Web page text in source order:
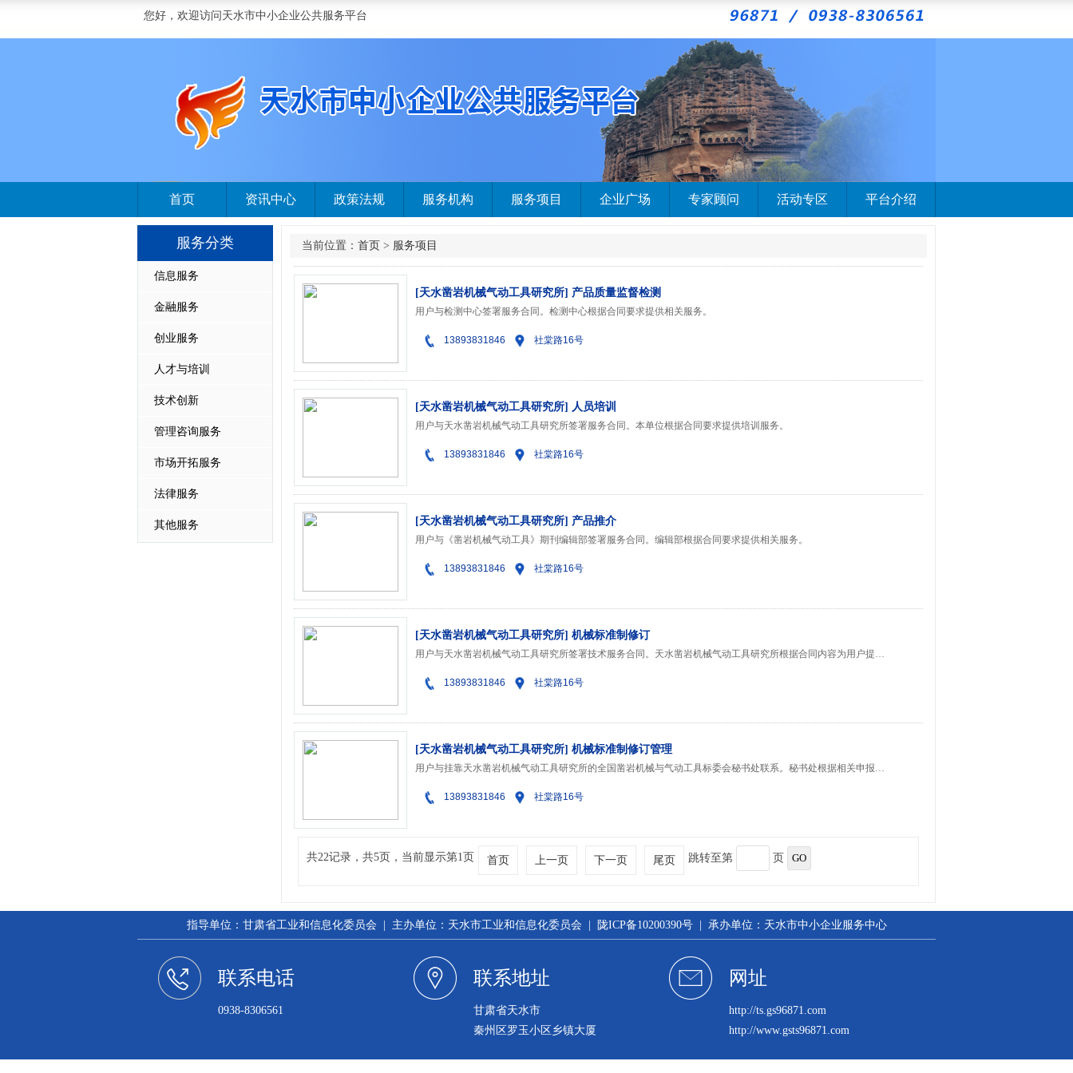
您好，欢迎访问天水市中小企业公共服务平台
首页 资讯中心 政策法规 服务机构 服务项目 企业广场 专家顾问 活动专区 平台介绍
服务分类
信息服务
金融服务
创业服务
人才与培训
技术创新
管理咨询服务
市场开拓服务
法律服务
其他服务
当前位置： 首页 > 服务项目
[天水凿岩机械气动工具研究所] 产品质量监督检测
用户与检测中心签署服务合同。检测中心根据合同要求提供相关服务。
13893831846 社棠路16号
[天水凿岩机械气动工具研究所] 人员培训
用户与天水凿岩机械气动工具研究所签署服务合同。本单位根据合同要求提供培训服务。
13893831846 社棠路16号
[天水凿岩机械气动工具研究所] 产品推介
用户与《凿岩机械气动工具》期刊编辑部签署服务合同。编辑部根据合同要求提供相关服务。
13893831846 社棠路16号
[天水凿岩机械气动工具研究所] 机械标准制修订
用户与天水凿岩机械气动工具研究所签署技术服务合同。天水凿岩机械气动工具研究所根据合同内容为用户提供标准起草各阶段的技术服务。
13893831846 社棠路16号
[天水凿岩机械气动工具研究所] 机械标准制修订管理
用户与挂靠天水凿岩机械气动工具研究所的全国凿岩机械与气动工具标委会秘书处联系。秘书处根据相关申报程序，上报国标委或工信部。
13893831846 社棠路16号
共22记录，共5页，当前显示第1页 首页 上一页 下一页 尾页 跳转至第 页
指导单位：甘肃省工业和信息化委员会 | 主办单位：天水市工业和信息化委员会 | 陇ICP备10200390号 | 承办单位：天水市中小企业服务中心
联系电话
0938-8306561
联系地址
甘肃省天水市
秦州区罗玉小区乡镇大厦
网址
http://ts.gs96871.com
http://www.gsts96871.com